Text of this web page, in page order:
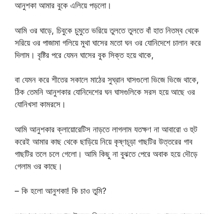
আনুশকা আমার বুকে এলিয়ে পড়লো।
আমি ওর ঘাড়ে, চিবুকে চুমুতে ভরিয়ে তুলতে তুলতে বাঁ হাত নিতম্ব থেকে
সরিয়ে ওর পাজামা গলিয়ে মুথা ঘাসের মতো ঘন ওর যোনিদেশে চালান করে
দিলাম। বৃষ্টির পরে যেমন ঘাসের বুক সিক্ত হয়ে থাকে,
বা যেমন করে শীতের সকালে মাঠের সুঘ্রান ঘাসগুলো ভিজে ভিজে থাকে,
ঠিক তেমনি আনুশকার যোনিদেশের ঘন ঘাসগুলিকে সরস হয়ে আছে ওর
যোনিখসা কামরসে।
আমি আনুশকার ক্লায়োরেটিস নাড়তে লাগলাম যতক্ষণ না আবারো ও হুট
করেই আমার কাছ থেকে ছাড়িয়ে নিয়ে কৃষ্ণচূড়া গাছটির উত্তরের গাব
গাছটির তলে চলে গেলো। আমি কিছু না বুঝতে পেরে অবাক হয়ে দৌড়ে
গেলাম ওর কাছে।
– কি হলো আনুশকা! কি চাও তুমি?